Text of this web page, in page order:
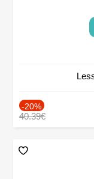
-20%
40.39€